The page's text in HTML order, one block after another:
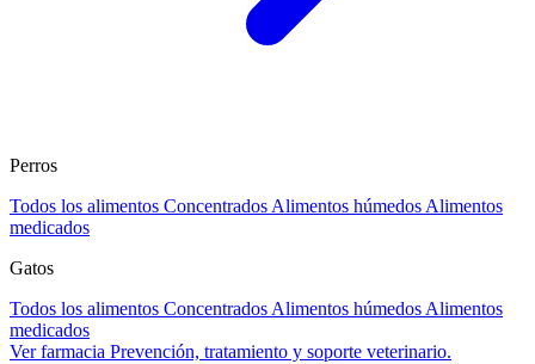
Perros
Todos los alimentos Concentrados Alimentos húmedos Alimentos
medicados
Gatos
Todos los alimentos Concentrados Alimentos húmedos Alimentos
medicados
Ver farmacia Prevención, tratamiento y soporte veterinario.